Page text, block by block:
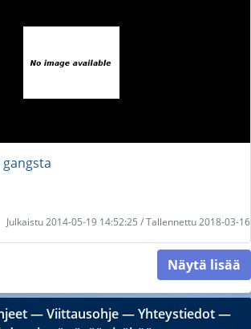
gangsta
Julkaistu 2014-05-19 14:52:25 / Tallennettu 2018-03-16
Näytä lisää
―Viittausohje―Yhteystiedot―